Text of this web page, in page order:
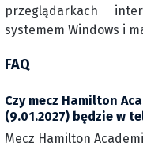
przeglądarkach
systemem Windows i
FAQ
Czy mecz Hamilton
(9.01.2027) będzie w
Mecz Hamilton